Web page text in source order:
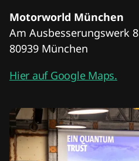
Motorworld München
Am Ausbesserungswerk 8
80939 München
Hier auf Google Maps.